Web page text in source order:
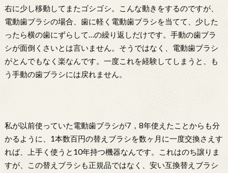
右に少し移動してまたゴシゴシ。こんな動きをするのですが、
電動歯ブラシの場合、歯に軽く電動歯ブラシを当てて、少した
ったら横の歯にずらして…の繰り返しだけです。手動の歯ブラ
シが面倒くさいとは言いません。そうではなく、電動歯ブラシ
がとんでもなく楽なんです。一度これを経験してしまうと、も
う手動の歯ブラシには戻れません。
私が以前使っていた電動歯ブラシが7，8年使えたことからも分
かるように、1本数百円の替えブラシを数ヶ月に一度交換さえす
れば、上手く使うと10年持つ機器なんです。これはのち譲りま
すが、この替えブラシも正規品ではなく、安い互換替えブラシ